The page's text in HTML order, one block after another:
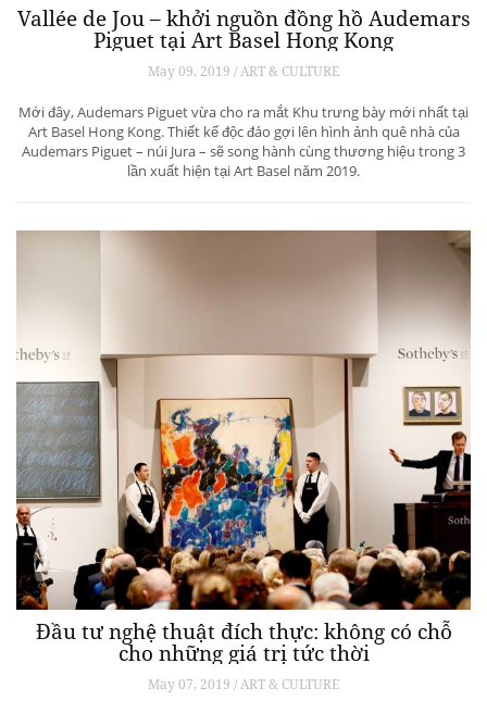
Vallée de Jou – khởi nguồn đồng hồ Audemars
Piguet tại Art Basel Hong Kong
May 09, 2019 / ART & CULTURE
Mới đây, Audemars Piguet vừa cho ra mắt Khu trưng bày mới nhất tại
Art Basel Hong Kong. Thiết kế độc đáo gợi lên hình ảnh quê nhà của
Audemars Piguet – núi Jura – sẽ song hành cùng thương hiệu trong 3
lần xuất hiện tại Art Basel năm 2019.
Đầu tư nghệ thuật đích thực: không có chỗ
cho những giá trị tức thời
May 07, 2019 / ART & CULTURE